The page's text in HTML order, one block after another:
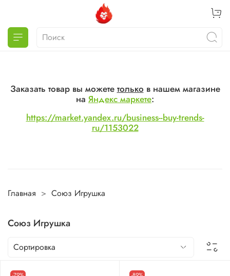
Заказать товар вы можете только в нашем магазине
на Яндекс маркете:
https://market.yandex.ru/business--buy-trends-
ru/1153022
Главная Союз Игрушка
Союз Игрушка